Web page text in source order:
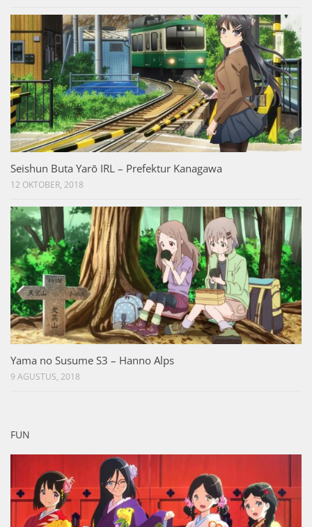
Seishun Buta Yarō IRL – Prefektur Kanagawa
12 OKTOBER, 2018
Yama no Susume S3 – Hanno Alps
9 AGUSTUS, 2018
FUN